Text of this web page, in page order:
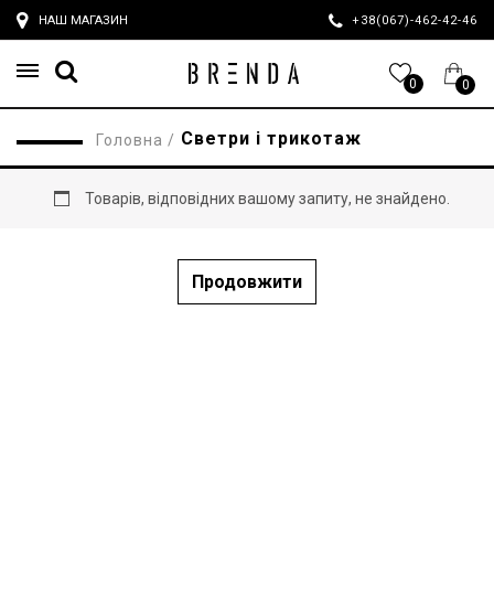
НАШ МАГАЗИН +38(067)-462-42-46
0 0
Головна / Светри і трикотаж
Товарів, відповідних вашому запиту, не знайдено.
Продовжити